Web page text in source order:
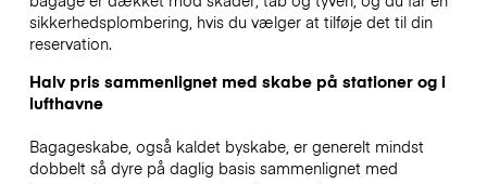
sikkerhedsplombering, hvis du vælger at tilføje det til din
reservation.
Halv pris sammenlignet med skabe på stationer og i
lufthavne
Bagageskabe, også kaldet byskabe, er generelt mindst
dobbelt så dyre på daglig basis sammenlignet med